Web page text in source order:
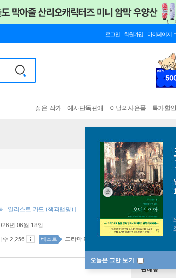
로그인 회원가입 마이페이지
젊은 작가 예사단독판매 이달의사은품 특가할인
오늘은 그만 보기
: 일러스트 카드 (책과랩핑) ]
년 06월 18일
수 2,256 베스트 드라마 82위
판매중